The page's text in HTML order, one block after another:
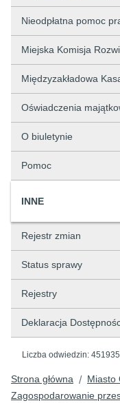
Nieodpłatna pomoc
Miejska Komisja
Międzyzakładowa
Oświadczenia
O biuletynie
Pomoc
INNE
Rejestr zmian
Status sprawy
Rejestry
Deklaracja
Liczba odwiedzin:
Strona główna / Miasto
Zagospodarowanie